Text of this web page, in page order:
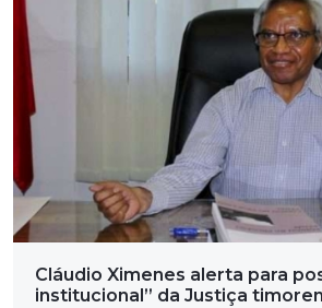
Cláudio Ximenes alerta para
institucional” da Justiça